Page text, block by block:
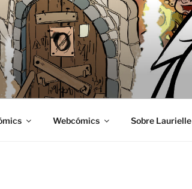
Webcómics Sobre Laurielle